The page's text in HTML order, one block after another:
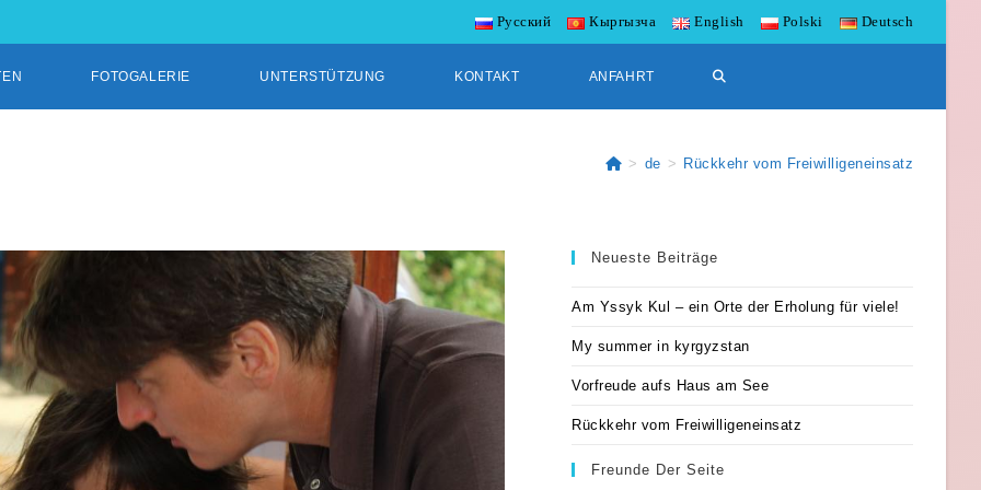
Русский Кыргызча English Polski Deutsch
FOTOGALERIE UNTERSTÜTZUNG KONTAKT ANFAHRT WEBSITE-
> de > Rückkehr vom Freiwilligeneinsatz
Neueste Beiträge
Am Yssyk Kul – ein Orte der Erholung für viele!
My summer in kyrgyzstan
Vorfreude aufs Haus am See
Rückkehr vom Freiwilligeneinsatz
Freunde Der Seite